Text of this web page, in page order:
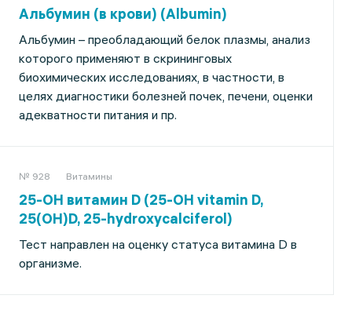
Альбумин (в крови) (Albumin)
Альбумин – преобладающий белок плазмы, анализ
которого применяют в скрининговых
биохимических исследованиях, в частности, в
целях диагностики болезней почек, печени, оценки
адекватности питания и пр.
№ 928 Витамины
25-OH витамин D (25-OH vitamin D,
25(OH)D, 25-hydroxycalciferol)
Тест направлен на оценку статуса витамина D в
организме.